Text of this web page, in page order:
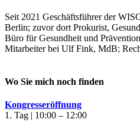
Seit 2021 Geschäftsführer der
Berlin; zuvor dort Prokurist,
Büro für Gesundheit und
Mitarbeiter bei Ulf Fink, MdB;
Wo Sie mich noch finden
Kongresseröffnung
1. Tag | 10:00 – 12:00